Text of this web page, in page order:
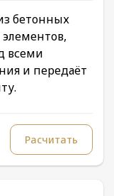
бетонных
всеми
и передаёт
Расчитать